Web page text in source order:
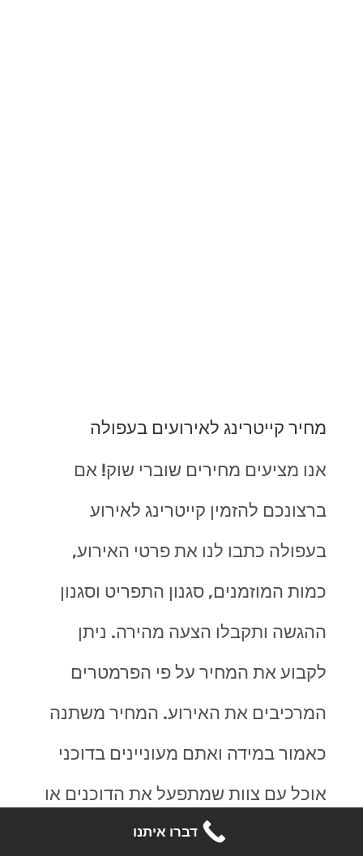
מחיר קייטרינג לאירועים בעפולה
אנו מציעים מחירים שוברי שוק! אם
ברצונכם להזמין קייטרינג לאירוע
בעפולה כתבו לנו את פרטי האירוע,
כמות המוזמנים, סגנון התפריט וסגנון
ההגשה ותקבלו הצעה מהירה. ניתן
לקבוע את המחיר על פי הפרמטרים
המרכיבים את האירוע. המחיר משתנה
כאמור במידה ואתם מעוניינים בדוכני
אוכל עם צוות שמתפעל את הדוכנים או
הגשה לשולחן הדורשת מלצרים או
דברו איתנו